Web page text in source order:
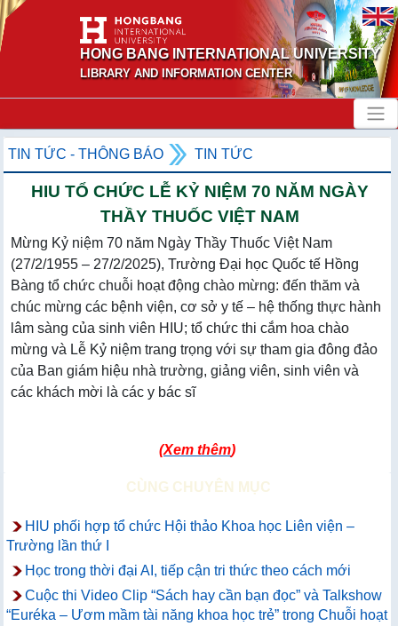
HONG BANG INTERNATIONAL UNIVERSITY
LIBRARY AND INFORMATION CENTER
TIN TỨC - THÔNG BÁO TIN TỨC
HIU TỔ CHỨC LỄ KỶ NIỆM 70 NĂM NGÀY
THẦY THUỐC VIỆT NAM
Mừng Kỷ niệm 70 năm Ngày Thầy Thuốc Việt Nam
(27/2/1955 – 27/2/2025), Trường Đại học Quốc tế Hồng
Bàng tổ chức chuỗi hoạt động chào mừng: đến thăm và
chúc mừng các bệnh viện, cơ sở y tế – hệ thống thực hành
lâm sàng của sinh viên HIU; tổ chức thi cắm hoa chào
mừng và Lễ Kỷ niệm trang trọng với sự tham gia đông đảo
của Ban giám hiệu nhà trường, giảng viên, sinh viên và
các khách mời là các y bác sĩ
(Xem thêm)
CÙNG CHUYÊN MỤC
HIU phối hợp tổ chức Hội thảo Khoa học Liên viện –
Trường lần thứ I
Học trong thời đại AI, tiếp cận tri thức theo cách mới
Cuộc thi Video Clip “Sách hay cần bạn đọc” và Talkshow
“Euréka – Ươm mầm tài năng khoa học trẻ” trong Chuỗi hoạt